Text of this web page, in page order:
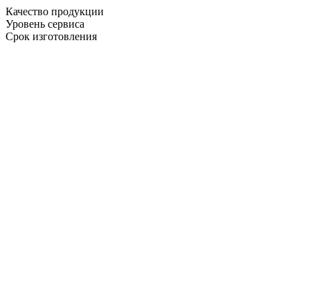
Качество продукции
Уровень сервиса
Срок изготовления